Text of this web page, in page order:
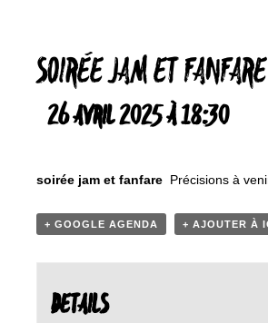
SOIRÉE JAM ET FANFARE
26 AVRIL 2025 À 18:30
soirée jam et fanfare Précisions à
+ GOOGLE AGENDA + AJOUTER À
DETAILS